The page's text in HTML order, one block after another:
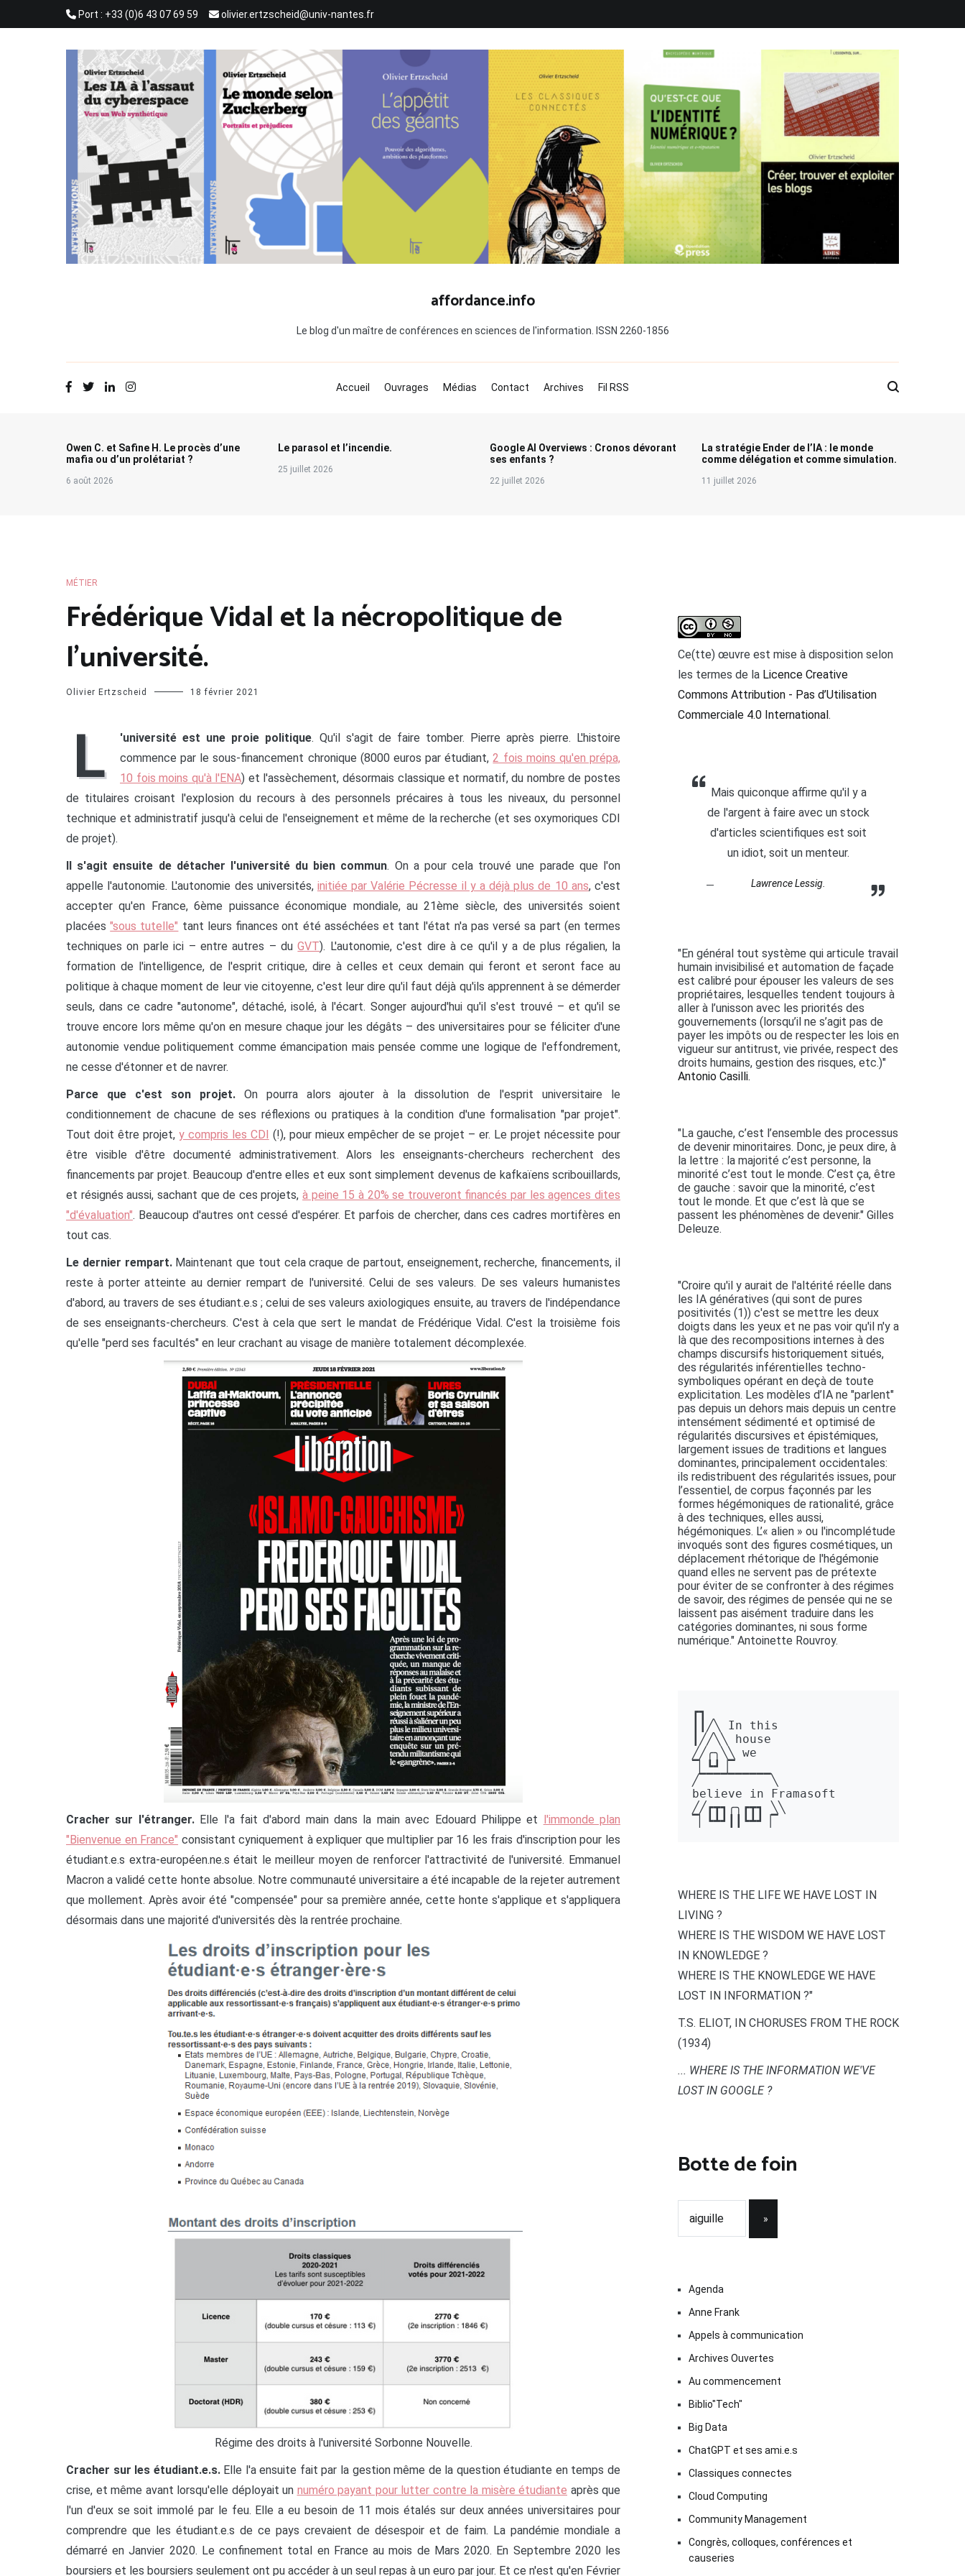
Port : +33 (0)6 43 07 69 59 olivier.ertzscheid@univ-nantes.fr
affordance.info
Le blog d'un maître de conférences en sciences de l'information. ISSN 2260-1856
Accueil Ouvrages Médias Contact Archives Fil RSS
Owen C. et Safine H. Le procès d’une
mafia ou d’un prolétariat ?
6 août 2026
Le parasol et l’incendie.
25 juillet 2026
Google AI Overviews : Cronos dévorant
ses enfants ?
22 juillet 2026
La stratégie Ender de l’IA : le monde
comme délégation et comme simulation.
11 juillet 2026
MÉTIER
Frédérique Vidal et la nécropolitique de
l’université.
Olivier Ertzscheid 18 février 2021
L 'université est une proie politique. Qu'il s'agit de faire tomber. Pierre après pierre. L'histoire
commence par le sous-financement chronique (8000 euros par étudiant,2 fois moins qu'en prépa,
10 fois moins qu'à l'ENA) et l'assèchement, désormais classique et normatif, du nombre de postes
de titulaires croisant l'explosion du recours à des personnels précaires à tous les niveaux, du personnel
technique et administratif jusqu'à celui de l'enseignement et même de la recherche (et ses oxymoriques CDI
de projet).
Il s'agit ensuite de détacher l'université du bien commun. On a pour cela trouvé une parade que l'on
appelle l'autonomie. L'autonomie des universités, initiée par Valérie Pécresse il y a déjà plus de 10 ans, c'est
accepter qu'en France, 6ème puissance économique mondiale, au 21ème siècle, des universités soient
placées"sous tutelle" tant leurs finances ont été asséchées et tant l'état n'a pas versé sa part (en termes
techniques on parle ici – entre autres – duGVT). L'autonomie, c'est dire à ce qu'il y a de plus régalien, la
formation de l'intelligence, de l'esprit critique, dire à celles et ceux demain qui feront et seront face au
politique à chaque moment de leur vie citoyenne, c'est leur dire qu'il faut déjà qu'ils apprennent à se démerder
seuls, dans ce cadre "autonome", détaché, isolé, à l'écart. Songer aujourd'hui qu'il s'est trouvé – et qu'il se
trouve encore lors même qu'on en mesure chaque jour les dégâts – des universitaires pour se féliciter d'une
autonomie vendue politiquement comme émancipation mais pensée comme une logique de l'effondrement,
ne cesse d'étonner et de navrer.
Parce que c'est son projet.On pourra alors ajouter à la dissolution de l'esprit universitaire le
conditionnement de chacune de ses réflexions ou pratiques à la condition d'une formalisation "par projet".
Tout doit être projet, y compris les CDI (!), pour mieux empêcher de se projet – er. Le projet nécessite pour
être visible d'être documenté administrativement. Alors les enseignants-chercheurs recherchent des
financements par projet. Beaucoup d'entre elles et eux sont simplement devenus de kafkaïens scribouillards,
et résignés aussi, sachant que de ces projets,à peine 15 à 20% se trouveront financés par les agences dites
"d'évaluation". Beaucoup d'autres ont cessé d'espérer. Et parfois de chercher, dans ces cadres mortifères en
tout cas.
Le dernier rempart.Maintenant que tout cela craque de partout, enseignement, recherche, financements, il
reste à porter atteinte au dernier rempart de l'université. Celui de ses valeurs. De ses valeurs humanistes
d'abord, au travers de ses étudiant.e.s ; celui de ses valeurs axiologiques ensuite, au travers de l'indépendance
de ses enseignants-chercheurs. C'est à cela que sert le mandat de Frédérique Vidal. C'est la troisième fois
qu'elle "perd ses facultés" en leur crachant au visage de manière totalement décomplexée.
Cracher sur l'étranger.Elle l'a fait d'abord main dans la main avec Edouard Philippe et
l'immonde plan
"Bienvenue en France" consistant cyniquement à expliquer que multiplier par 16 les frais d'inscription pour les
étudiant.e.s extra-européen.ne.s était le meilleur moyen de renforcer l'attractivité de l'université. Emmanuel
Macron a validé cette honte absolue. Notre communauté universitaire a été incapable de la rejeter autrement
que mollement. Après avoir été "compensée" pour sa première année, cette honte s'applique et s'appliquera
désormais dans une majorité d'universités dès la rentrée prochaine.
Régime des droits à l'université Sorbonne Nouvelle.
Cracher sur les étudiant.e.s.Elle l'a ensuite fait par la gestion même de la question étudiante en temps de
crise, et même avant lorsqu'elle déployait un numéro payant pour lutter contre la misère étudiante après que
l'un d'eux se soit immolé par le feu. Elle a eu besoin de 11 mois étalés sur deux années universitaires pour
comprendre que les étudiant.e.s de ce pays crevaient de désespoir et de faim. La pandémie mondiale a
démarré en Janvier 2020. Le confinement total en France au mois de Mars 2020. En Septembre 2020 les
boursiers et les boursiers seulement ont pu accéder à un seul repas à un euro par jour. Et ce n'est qu'en Février
Ce(tte) œuvre est mise à disposition selon
les termes de la Licence Creative
Commons Attribution - Pas d’Utilisation
Commerciale 4.0 International .
Mais quiconque affirme qu'il y a
de l'argent à faire avec un stock
d'articles scientifiques est soit
un idiot, soit un menteur.
Lawrence Lessig.
"En général tout système qui articule travail
humain invisibilisé et automation de façade
est calibré pour épouser les valeurs de ses
propriétaires, lesquelles tendent toujours à
aller à l’unisson avec les priorités des
gouvernements (lorsqu’il ne s’agit pas de
payer les impôts ou de respecter les lois en
vigueur sur antitrust, vie privée, respect des
droits humains, gestion des risques, etc.)"
Antonio Casilli.
"La gauche, c’est l’ensemble des processus
de devenir minoritaires. Donc, je peux dire, à
la lettre : la majorité c’est personne, la
minorité c’est tout le monde. C’est ça, être
de gauche : savoir que la minorité, c’est
tout le monde. Et que c’est là que se
passent les phénomènes de devenir." Gilles
Deleuze.
"Croire qu'il y aurait de l'altérité réelle dans
les IA génératives (qui sont de pures
positivités (1)) c'est se mettre les deux
doigts dans les yeux et ne pas voir qu'il n'y a
là que des recompositions internes à des
champs discursifs historiquement situés,
des régularités inférentielles techno-
symboliques opérant en deçà de toute
explicitation. Les modèles d’IA ne "parlent"
pas depuis un dehors mais depuis un centre
intensément sédimenté et optimisé de
régularités discursives et épistémiques,
largement issues de traditions et langues
dominantes, principalement occidentales:
ils redistribuent des régularités issues, pour
l’essentiel, de corpus façonnés par les
formes hégémoniques de rationalité, grâce
à des techniques, elles aussi,
hégémoniques. L’« alien » ou l'incomplétude
invoqués sont des figures cosmétiques, un
déplacement rhétorique de l'hégémonie
quand elles ne servent pas de prétexte
pour éviter de se confronter à des régimes
de savoir, des régimes de pensée qui ne se
laissent pas aisément traduire dans les
catégories dominantes, ni sous forme
numérique." Antoinette Rouvroy.
┏┓
┃┃╱╲ In this
┃╱╱╲╲ house
╱╱╭╮╲╲ we
▔▏┗┛▕▔
╱▔▔▔▔▔▔▔▔▔▔╲
believe in Framasoft
╱╱┏┳┓╭╮┏┳┓ ╲╲
▔▏┗┻┛┃┃┗┻┛▕▔
WHERE IS THE LIFE WE HAVE LOST IN
LIVING ?
WHERE IS THE WISDOM WE HAVE LOST
IN KNOWLEDGE ?
WHERE IS THE KNOWLEDGE WE HAVE
LOST IN INFORMATION ?"
T.S. ELIOT, IN CHORUSES FROM THE ROCK
(1934)
... WHERE IS THE INFORMATION WE'VE
LOST IN GOOGLE ?
Botte de foin
Agenda
Anne Frank
Appels à communication
Archives Ouvertes
Au commencement
Biblio"Tech"
Big Data
ChatGPT et ses ami.e.s
Classiques connectes
Cloud Computing
Community Management
Congrès, colloques, conférences et
causeries